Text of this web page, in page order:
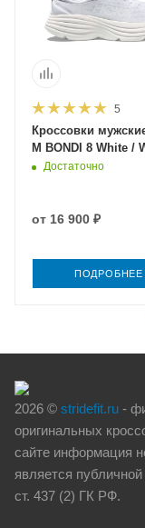
5
Кроссовки
M BONDI 8 White /
Достаточно
от 16 900 ₽
ПОДРОБНЕЕ
2026 © stridefit.ru -
оригинальных
сайте информация
является
ст. 437 (2) ГК РФ.